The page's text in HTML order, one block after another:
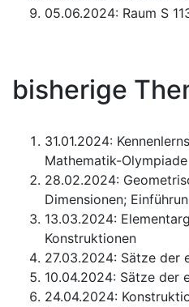
05.06.2024: Raum S
bisherige
31.01.2024:
Mathematik-Olympiade
28.02.2024:
Dimensionen;
13.03.2024:
Konstruktionen
27.03.2024: Sätze der
10.04.2024: Sätze der
24.04.2024: